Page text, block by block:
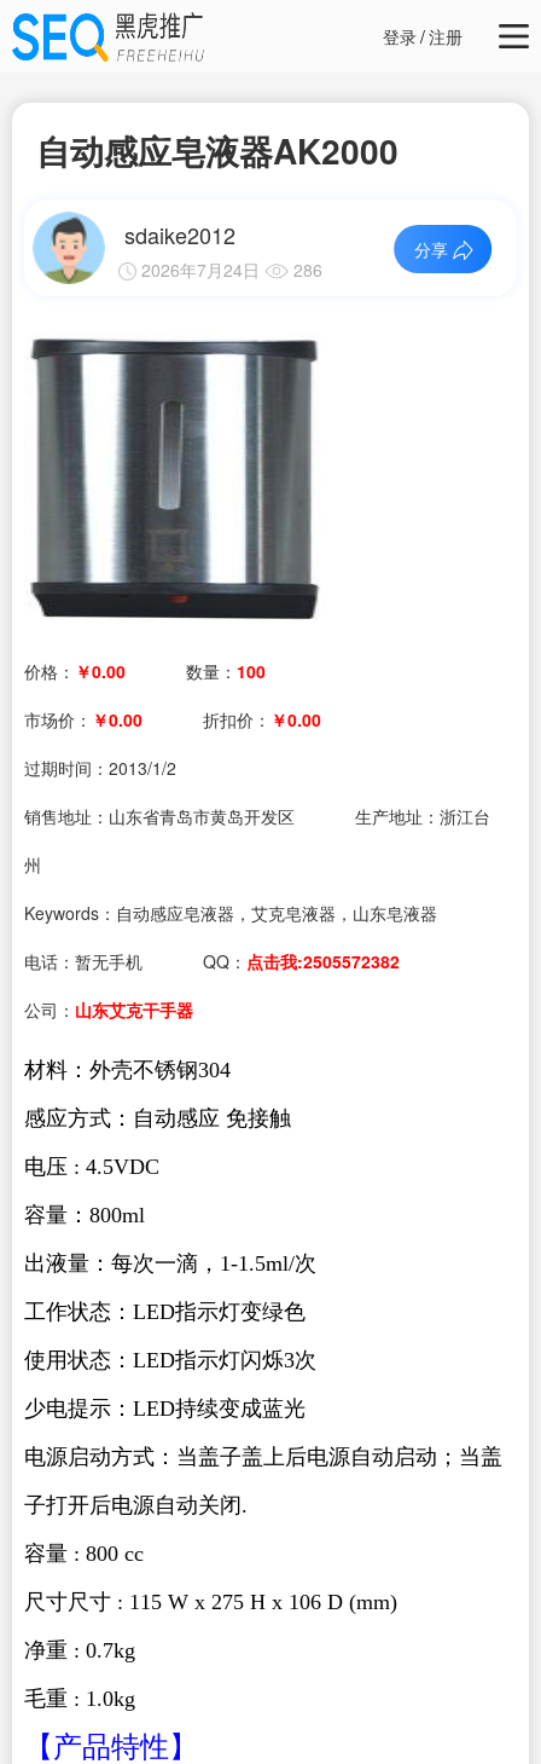
登录/注册
自动感应皂液器AK2000
sdaike2012
2026年7月24日 286
分享
价格： ￥0.00 数量： 100
市场价： ￥0.00 折扣价： ￥0.00
过期时间： 2013/1/2
销售地址：山东省青岛市黄岛开发区
生产地址：浙江台
州
Keywords：自动感应皂液器，艾克皂液器，山东皂液器
电话： 暂无手机 QQ： 点击我:2505572382
公司： 山东艾克干手器
材料：外壳不锈钢304
感应方式：自动感应 免接触
电压 : 4.5VDC
容量：800ml
出液量：每次一滴，1-1.5ml/次
工作状态：LED指示灯变绿色
使用状态：LED指示灯闪烁3次
少电提示：LED持续变成蓝光
电源启动方式：当盖子盖上后电源自动启动；当盖
子打开后电源自动关闭.
容量 : 800 cc
尺寸尺寸 : 115 W x 275 H x 106 D (mm)
净重 : 0.7kg
毛重 : 1.0kg
【产品特性】